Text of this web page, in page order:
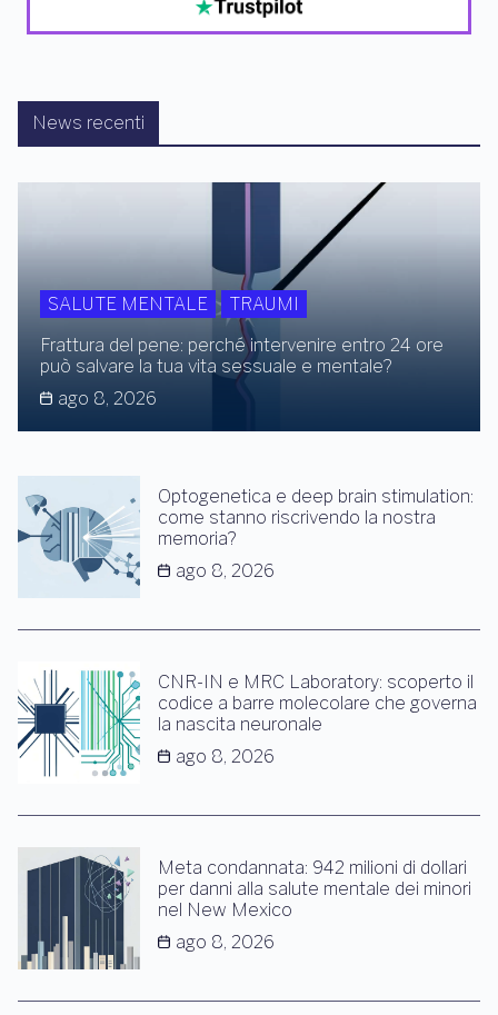
News recenti
SALUTE MENTALE
TRAUMI
Frattura del pene: perché intervenire entro 24 ore
può salvare la tua vita sessuale e mentale?
ago 8, 2026
Optogenetica e deep brain stimulation:
come stanno riscrivendo la nostra
memoria?
ago 8, 2026
CNR-IN e MRC Laboratory: scoperto il
codice a barre molecolare che governa
la nascita neuronale
ago 8, 2026
Meta condannata: 942 milioni di dollari
per danni alla salute mentale dei minori
nel New Mexico
ago 8, 2026